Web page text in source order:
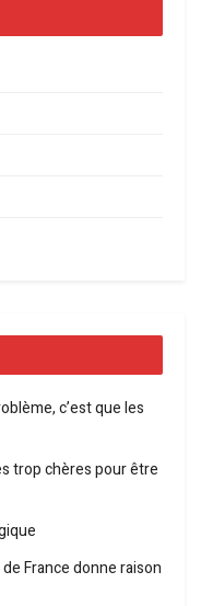
c’est que les
trop chères pour être
de France donne raison